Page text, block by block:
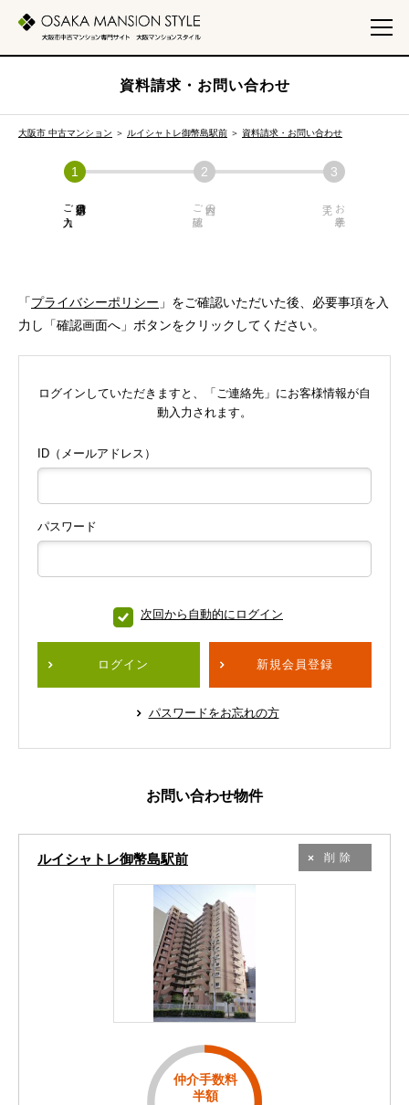
資料請求・お問い合わせ
大阪市 中古マンション ＞ ルイシャトレ御幣島駅前 ＞ 資料請求・お問い合わせ
必須項目の
ご入力 内容の
ご確認 お手続き
「プライバシーポリシー 」をご確認いただいた後、必要事項を入
力し「確認画面へ」ボタンをクリックしてください。
ログインしていただきますと、「ご連絡先」にお客様情報が自
動入力されます。
ID（メールアドレス）
パスワード
次回から自動的にログイン
ログイン 新規会員登録
パスワードをお忘れの方
お問い合わせ物件
ルイシャトレ御幣島駅前 削除
仲介手数料
半額